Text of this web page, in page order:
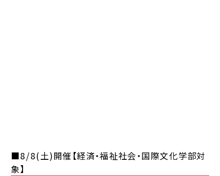
■8/8(土)開催【経済・福祉社会・国際文化学部対
象】